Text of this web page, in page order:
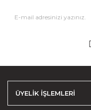
ÜYELİK İŞLEMLERİ